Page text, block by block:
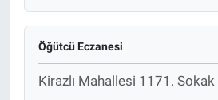
Öğütcü Eczanesi
Kirazlı Mahallesi 1171.